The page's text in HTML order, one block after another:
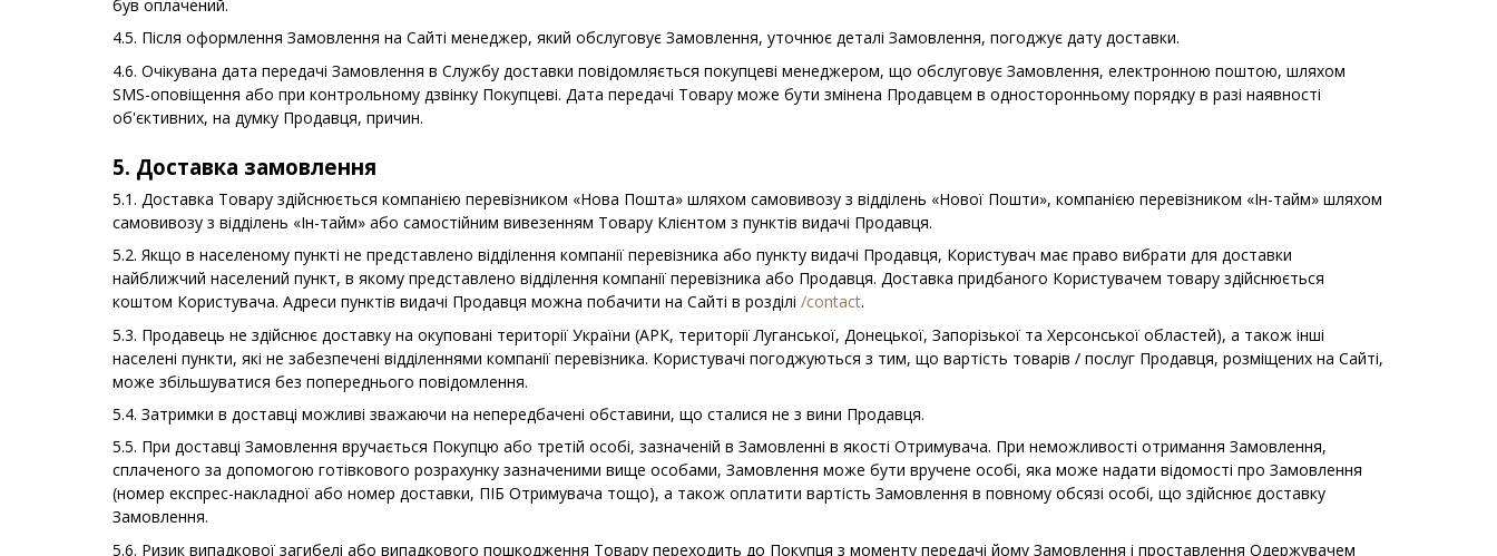
був оплачений.
4.5. Після оформлення Замовлення на Сайті менеджер, який обслуговує Замовлення, уточнює деталі Замовлення, погоджує дату доставки.
4.6. Очікувана дата передачі Замовлення в Службу доставки повідомляється покупцеві менеджером, що обслуговує Замовлення, електронною поштою, шляхом
SMS-оповіщення або при контрольному дзвінку Покупцеві. Дата передачі Товару може бути змінена Продавцем в односторонньому порядку в разі наявності
об'єктивних, на думку Продавця, причин.
5. Доставка замовлення
5.1. Доставка Товару здійснюється компанією перевізником «Нова Пошта» шляхом самовивозу з відділень «Нової Пошти», компанією перевізником «Ін-тайм» шляхом
самовивозу з відділень «Ін-тайм» або самостійним вивезенням Товару Клієнтом з пунктів видачі Продавця.
5.2. Якщо в населеному пункті не представлено відділення компанії перевізника або пункту видачі Продавця, Користувач має право вибрати для доставки
найближчий населений пункт, в якому представлено відділення компанії перевізника або Продавця. Доставка придбаного Користувачем товару здійснюється
коштом Користувача. Адреси пунктів видачі Продавця можна побачити на Сайті в розділі /contact.
5.3. Продавець не здійснює доставку на окуповані території України (АРК, території Луганської, Донецької, Запорізької та Херсонської областей), а також інші
населені пункти, які не забезпечені відділеннями компанії перевізника. Користувачі погоджуються з тим, що вартість товарів / послуг Продавця, розміщених на Сайті,
може збільшуватися без попереднього повідомлення.
5.4. Затримки в доставці можливі зважаючи на непередбачені обставини, що сталися не з вини Продавця.
5.5. При доставці Замовлення вручається Покупцю або третій особі, зазначеній в Замовленні в якості Отримувача. При неможливості отримання Замовлення,
сплаченого за допомогою готівкового розрахунку зазначеними вище особами, Замовлення може бути вручене особі, яка може надати відомості про Замовлення
(номер експрес-накладної або номер доставки, ПІБ Отримувача тощо), а також оплатити вартість Замовлення в повному обсязі особі, що здійснює доставку
Замовлення.
5.6. Ризик випадкової загибелі або випадкового пошкодження Товару переходить до Покупця з моменту передачі йому Замовлення і проставлення Одержувачем